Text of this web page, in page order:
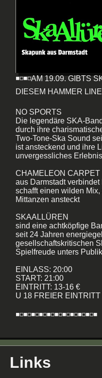
◾️◽️◾️◽️AM 19.09.
DIESEM HAMMER LINE-
NO SPORTS
Die legendäre SKA-
durch ihre
Two-Tone-Ska Sound
ist ansteckend und ihre
unvergessliches Erlebnis
CHAMELEON CARPET
aus Darmstadt
schafft einen wilden
Mittanzen ansteckt
SKAALLÜREN
sind eine achtköpfige
seit 24 Jahren
gesellschaftskritischen
Spielfreude unters
EINLASS: 20:00
START: 21:00
EINTRITT: 13-16 €
U 18 FREIER EINTRITT
◾️◽️◾️◽️◾️◽️◾️◽️◾️◽️◾️◽️◾️◽️◾️◽️◾️◽️◾️◽️◾️
Links